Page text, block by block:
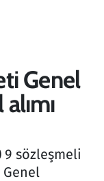
Genel
9 sözleşmeli